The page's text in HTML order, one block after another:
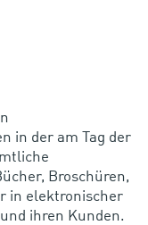
in der am Tag der
Broschüren,
in elektronischer
ihren Kunden.